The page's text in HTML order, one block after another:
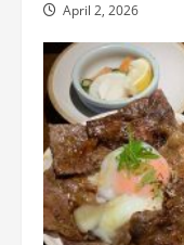
April 2, 2026